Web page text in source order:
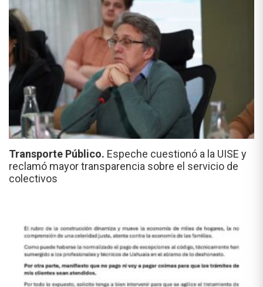
Transporte Público. Espeche cuestionó a la UISE y
reclamó mayor transparencia sobre el servicio de
colectivos